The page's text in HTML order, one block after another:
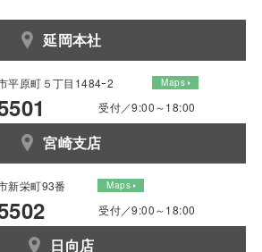
延岡本社
平原町５丁目1484ｰ2 Maps
受付／9:00～18:00
宮崎支店
新栄町93番 Maps
受付／9:00～18:00
日向店